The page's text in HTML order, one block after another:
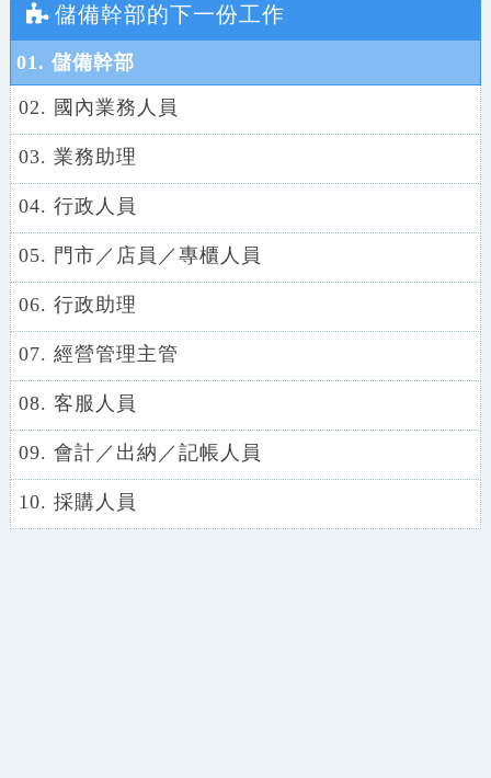
儲備幹部的下一份工作
01. 儲備幹部
02. 國內業務人員
03. 業務助理
04. 行政人員
05. 門市／店員／專櫃人員
06. 行政助理
07. 經營管理主管
08. 客服人員
09. 會計／出納／記帳人員
10. 採購人員